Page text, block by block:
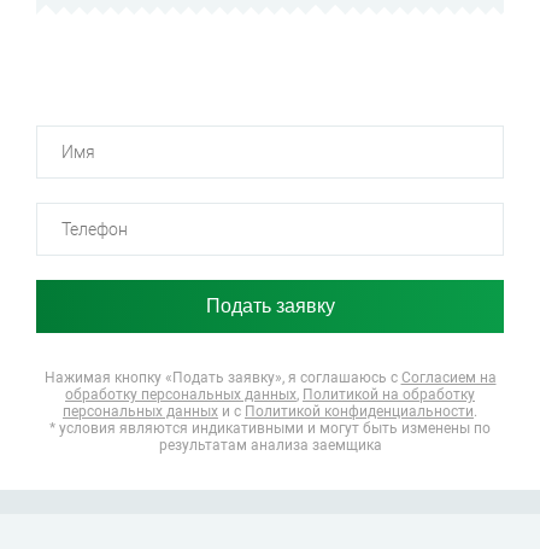
Нажимая кнопку «Подать заявку», я соглашаюсь с Согласием на
обработку персональных данных, Политикой на обработку
персональных данных и с Политикой конфиденциальности.
* условия являются индикативными и могут быть изменены по
результатам анализа заемщика